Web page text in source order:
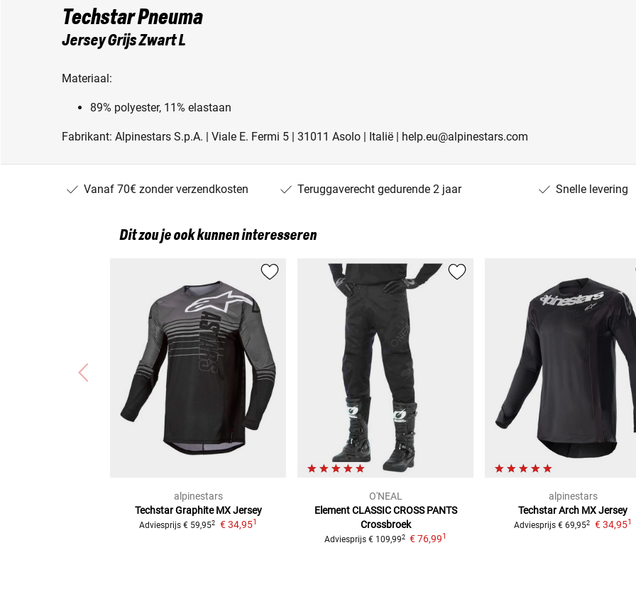
Techstar Pneuma
Jersey Grijs Zwart L
Materiaal:
89% polyester, 11% elastaan
Fabrikant: Alpinestars S.p.A. | Viale E. Fermi 5 | 31011 Asolo | Italië | help.eu@alpinestars.com
Vanaf 70€ zonder verzendkosten Teruggaverecht gedurende 2 jaar Snelle levering
Dit zou je ook kunnen interesseren
alpinestars
Techstar Graphite MX Jersey
Adviesprijs € 59,952 € 34,951
O'NEAL
Element CLASSIC CROSS PANTS
Crossbroek
Adviesprijs € 109,992 € 76,991
alpinestars
Techstar Arch MX Jersey
Adviesprijs € 69,952 € 34,951